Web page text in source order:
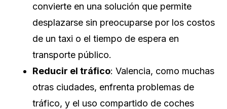
convierte en una solución que permite
desplazarse sin preocuparse por los costos
de un taxi o el tiempo de espera en
transporte público.
Reducir el tráfico: Valencia, como muchas
otras ciudades, enfrenta problemas de
tráfico, y el uso compartido de coches